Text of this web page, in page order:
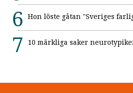
Hon löste gåtan "Sveriges
10 märkliga saker